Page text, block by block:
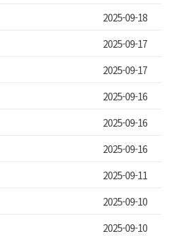
2025-09-18
2025-09-17
2025-09-17
2025-09-16
2025-09-16
2025-09-16
2025-09-11
2025-09-10
2025-09-10